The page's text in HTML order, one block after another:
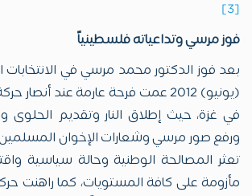
[3]
فوز مرسي وتداعياته فلسطينياً
بعد فوز الدكتور محمد مرسي في الانتخابات
(يونيو) 2012 عمت فرحة عارمة عند
في غزة، حيث إطلاق النار وتقديم الحلوى
ورفع صور مرسي وشعارات الإخوان
تعثر المصالحة الوطنية وحالة سياسية
مأزومة على كافة المستويات، كما راهنت